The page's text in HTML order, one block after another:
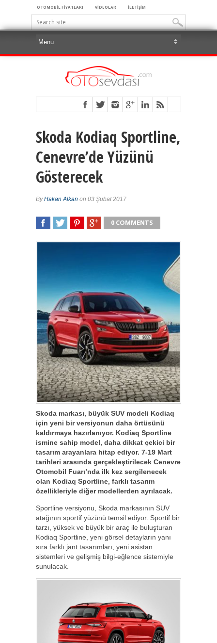
OTOMOBİL FİYATLARI VİDEOLAR İLETİŞİM
Skoda Kodiaq Sportline,
Cenevre’de Yüzünü
Gösterecek
ByHakan Alkan on 03 Şubat 2017
0 COMMENTS
Skoda markası, büyük SUV modeli Kodiaq
için yeni bir versiyonun daha örtüsünü
kaldırmaya hazırlanıyor. Kodiaq Sportline
ismine sahip model, daha dikkat çekici bir
tasarım arayanlara hitap ediyor. 7-19 Mart
tarihleri arasında gerçekleştirilecek Cenevre
Otomobil Fuarı’nda ilk kez sergilenecek
olan Kodiaq Sportline, farklı tasarım
özellikleriyle diğer modellerden ayrılacak.
Sportline versiyonu, Skoda markasının SUV
atağının sportif yüzünü temsil ediyor. Sportif bir
tarzı, yüksek ve büyük bir araç ile buluşturan
Kodiaq Sportline, yeni görsel detayların yanı
sıra farklı jant tasarımları, yeni asistan
sistemleri ve gelişmiş bilgi-eğlence sistemiyle
sunulacak.